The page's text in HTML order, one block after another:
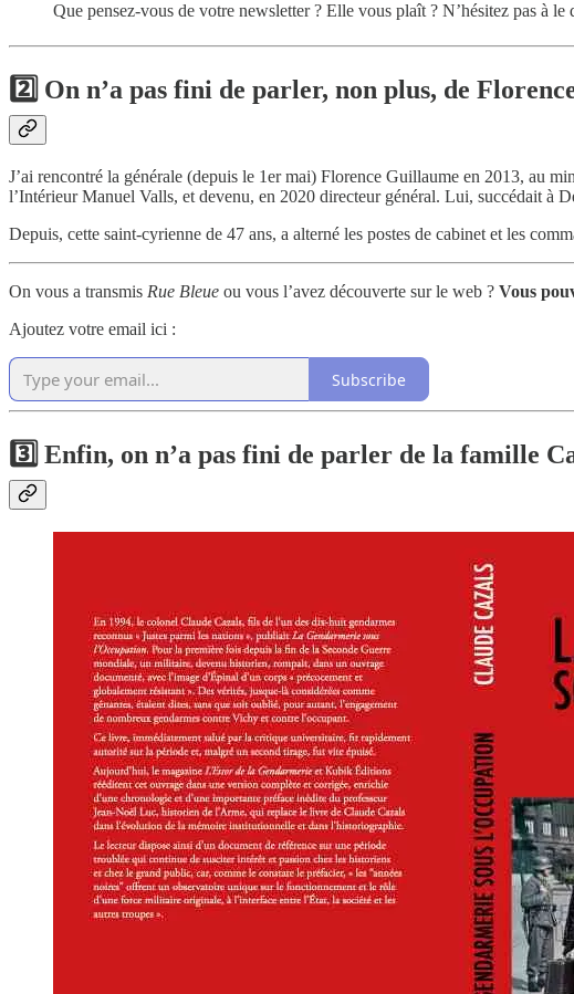
Que pensez-vous de votre newsletter ? Elle vous plaît ? N’hésitez pas à le
2️⃣ On n’a pas fini de parler, non plus, de
J’ai rencontré la générale (depuis le 1er mai) Florence Guillaume en 2013, au
l’Intérieur Manuel Valls, et devenu, en 2020 directeur général. Lui, succédait
Depuis, cette saint-cyrienne de 47 ans, a alterné les postes de cabinet et les
On vous a transmis Rue Bleue ou vous l’avez découverte sur le web ? Vous
Ajoutez votre email ici :
Subscribe
3️⃣ Enfin, on n’a pas fini de parler de la famille